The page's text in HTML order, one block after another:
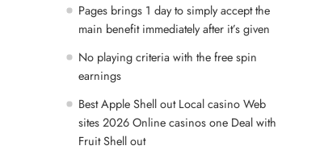
Pages brings 1 day to simply accept the
main benefit immediately after it’s given
No playing criteria with the free spin
earnings
Best Apple Shell out Local casino Web
sites 2026 Online casinos one Deal with
Fruit Shell out